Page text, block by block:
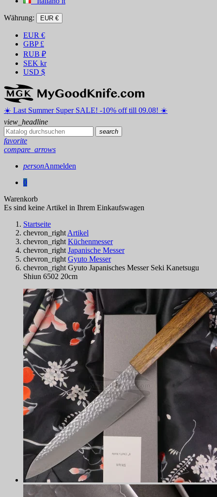
Währung: EUR €
EUR €
GBP £
RUB ₽
SEK kr
USD $
☀️ ️Last Summer Super SALE! -10% off till 09.08! ☀️
view_headline
search
favorite
compare_arrows
personAnmelden
0
Warenkorb
Es sind keine Artikel in Ihrem Einkaufswagen
Startseite
chevron_right Artikel
chevron_right Küchenmesser
chevron_right Japanische Messer
chevron_right Gyuto Messer
chevron_right Gyuto Japanisches Messer Seki Kanetsugu
Shiun 6502 20cm